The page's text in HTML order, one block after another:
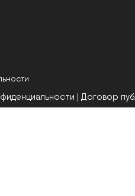
| Договор